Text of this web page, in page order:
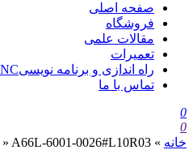
صفحه اصلی
فروشگاه
مقالات علمی
تعمیرات
راه اندازی و برنامه نویسیCNC
تماس با ما
0
0
خانه »
» A66L-6001-0026#L10R03